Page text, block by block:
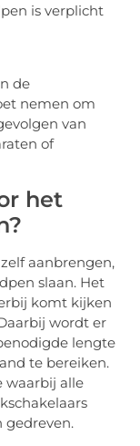
is verplicht
de
nemen om
van
of
het
aanbrengen,
slaan. Het
komt kijken
wordt er
lengte
te bereiken.
waarbij alle
gedreven.